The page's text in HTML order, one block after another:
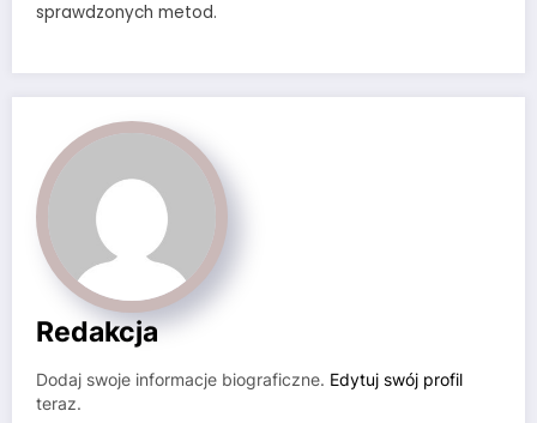
sprawdzonych metod.
Redakcja
Dodaj swoje informacje biograficzne. Edytuj swój profil
teraz.